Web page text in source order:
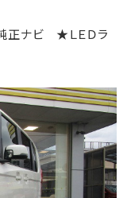
ナビ ★ＬＥＤラ